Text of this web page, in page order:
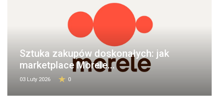
Sztuka zakupów doskonałych: jak
marketplace Morele...
03 Luty 2026 0